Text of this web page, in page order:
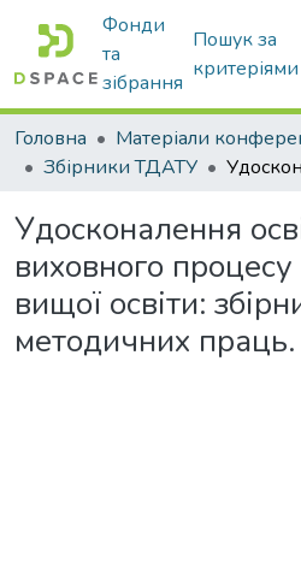
Фонди
та
зібрання
Пошук за
критеріями
Головна
Збірники ТДАТУ
Удосконалення
виховного процесу
вищої освіти:
методичних